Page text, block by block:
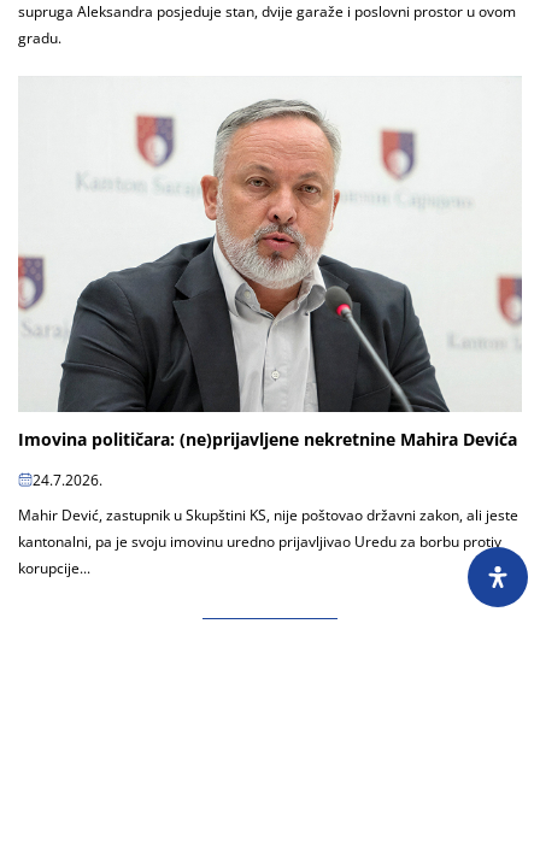
supruga Aleksandra posjeduje stan, dvije garaže i poslovni prostor u ovom
gradu.
Imovina političara: (ne)prijavljene nekretnine Mahira Devića
24.7.2026.
Mahir Dević, zastupnik u Skupštini KS, nije poštovao državni zakon, ali jeste
kantonalni, pa je svoju imovinu uredno prijavljivao Uredu za borbu protiv
korupcije...